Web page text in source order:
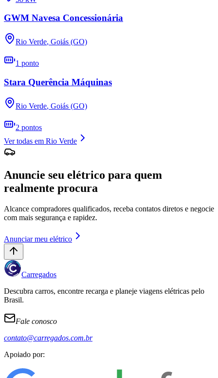
GWM Navesa Concessionária
Rio Verde, Goiás (GO)
1 ponto
Stara Querência Máquinas
Rio Verde, Goiás (GO)
2 pontos
Ver todas em Rio Verde
Anuncie seu elétrico para quem
realmente procura
Alcance compradores qualificados, receba contatos diretos e negocie
com mais segurança e rapidez.
Anunciar meu elétrico
Carregados
Descubra carros, encontre recarga e planeje viagens elétricas pelo
Brasil.
Fale conosco
contato@carregados.com.br
Apoiado por: